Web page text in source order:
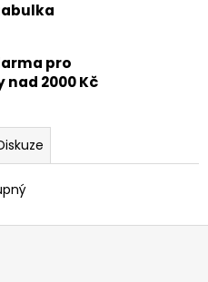
pro
2000 Kč